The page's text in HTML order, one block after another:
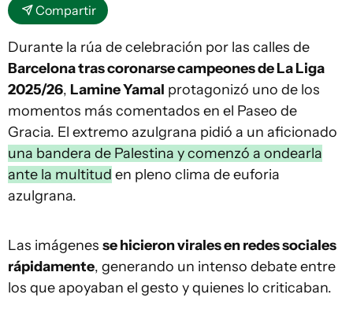
Compartir
Durante la rúa de celebración por las calles de
Barcelona tras coronarse campeones de La Liga
2025/26, Lamine Yamal protagonizó uno de los
momentos más comentados en el Paseo de
Gracia. El extremo azulgrana pidió a un aficionado
una bandera de Palestina y comenzó a ondearla
ante la multitud en pleno clima de euforia
azulgrana.
Las imágenes se hicieron virales en redes sociales
rápidamente, generando un intenso debate entre
los que apoyaban el gesto y quienes lo criticaban.